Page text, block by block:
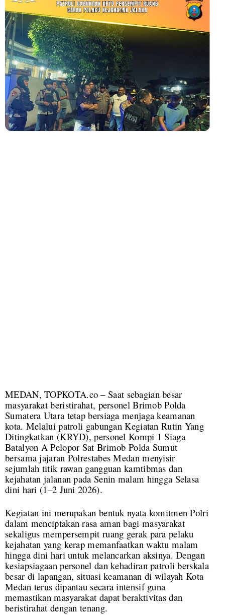
MEDAN, TOPKOTA.co – Saat sebagian besar
masyarakat beristirahat, personel Brimob Polda
Sumatera Utara tetap bersiaga menjaga keamanan
kota. Melalui patroli gabungan Kegiatan Rutin Yang
Ditingkatkan (KRYD), personel Kompi 1 Siaga
Batalyon A Pelopor Sat Brimob Polda Sumut
bersama jajaran Polrestabes Medan menyisir
sejumlah titik rawan gangguan kamtibmas dan
kejahatan jalanan pada Senin malam hingga Selasa
dini hari (1–2 Juni 2026).
Kegiatan ini merupakan bentuk nyata komitmen Polri
dalam menciptakan rasa aman bagi masyarakat
sekaligus mempersempit ruang gerak para pelaku
kejahatan yang kerap memanfaatkan waktu malam
hingga dini hari untuk melancarkan aksinya. Dengan
kesiapsiagaan personel dan kehadiran patroli berskala
besar di lapangan, situasi keamanan di wilayah Kota
Medan terus dipantau secara intensif guna
memastikan masyarakat dapat beraktivitas dan
beristirahat dengan tenang.